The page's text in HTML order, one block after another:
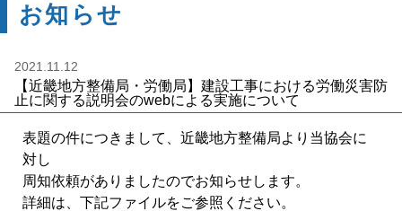
お知らせ
2021.11.12
【近畿地方整備局・労働局】建設工事における労働災害防
止に関する説明会のwebによる実施について
表題の件につきまして、近畿地方整備局より当協会に
対し
周知依頼がありましたのでお知らせします。
詳細は、下記ファイルをご参照ください。